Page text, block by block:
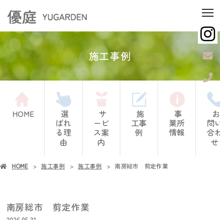
施工事例
HOME 選
ばれ
る理
由
サ
ービ
ス案
内
施
工事
例
事
業所
情報
お
問
合
せ
HOME 施工事例 施工事例 南房総市 剪定作業
南房総市 剪定作業